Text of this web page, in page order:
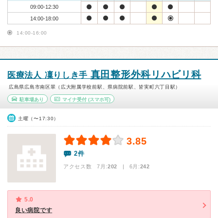
09:00-12:30
14:00-18:00
14:00-16:00
医療法人 凜りしき手 真田整形外科リハビリ科
広島県広島市南区翠（広大附属学校前駅、県病院前駅、皆実町六丁目駅）
駐車場あり マイナ受付(スマホ可)
土曜（〜17:30）
3.85
2件
アクセス数 7月:202 | 6月:242
5.0
良い病院です